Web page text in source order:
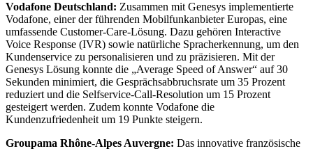
Vodafone Deutschland: Zusammen mit Genesys implementierte
Vodafone, einer der führenden Mobilfunkanbieter Europas, eine
umfassende Customer-Care-Lösung. Dazu gehören Interactive
Voice Response (IVR) sowie natürliche Spracherkennung, um den
Kundenservice zu personalisieren und zu präzisieren. Mit der
Genesys Lösung konnte die „Average Speed of Answer“ auf 30
Sekunden minimiert, die Gesprächsabbruchsrate um 35 Prozent
reduziert und die Selfservice-Call-Resolution um 15 Prozent
gesteigert werden. Zudem konnte Vodafone die
Kundenzufriedenheit um 19 Punkte steigern.
Groupama Rhône-Alpes Auvergne: Das innovative französische